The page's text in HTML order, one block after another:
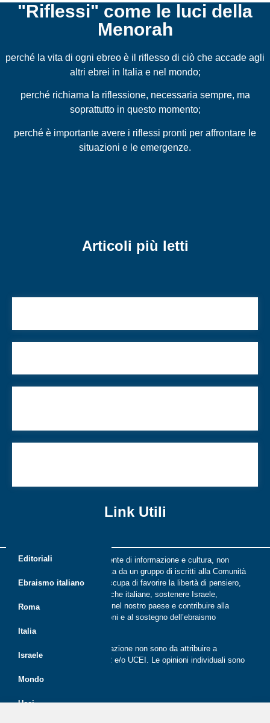
"Riflessi" come le luci della
Menorah
perché la vita di ogni ebreo è il riflesso di ciò che accade agli
altri ebrei in Italia e nel mondo;
perché richiama la riflessione, necessaria sempre, ma
soprattutto in questo momento;
perché è importante avere i riflessi pronti per affrontare le
situazioni e le emergenze.
Articoli più letti
Link Utili
Editoriali
Ebraismo italiano
Roma
Italia
Israele
Mondo
Ucei
Riflessi è una rivista indipendente di informazione e cultura, non
periodica, digitale e on line nata da un gruppo di iscritti alla Comunità
ebraica di Roma. Riflessi si occupa di favorire la libertà di pensiero,
il dialogo tra le comunità ebraiche italiane, sostenere Israele,
promuovere la cultura ebraica nel nostro paese e contribuire alla
crescita delle nuove generazioni e al sostegno dell’ebraismo
italiano.
Le opinioni espresse dalla redazione non sono da attribuire a
nessuna lista presente in CER e/o UCEI. Le opinioni individuali sono